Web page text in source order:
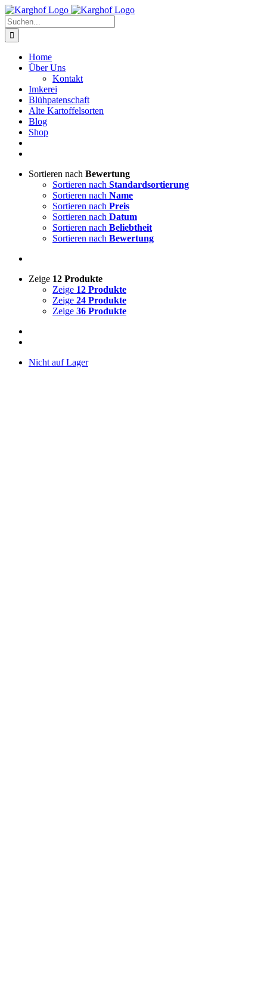
Zum
Inhalt
springen
Instagram
Facebook
Suche
nach:
Home
Über Uns
Kontakt
Imkerei
Blühpatenschaft
Alte Kartoffelsorten
Blog
Shop
Sortieren nach Bewertung
Sortieren nach Standardsortierung
Sortieren nach Name
Sortieren nach Preis
Sortieren nach Datum
Sortieren nach Beliebtheit
Sortieren nach Bewertung
Zeige 12 Produkte
Zeige 12 Produkte
Zeige 24 Produkte
Zeige 36 Produkte
Nicht auf Lager